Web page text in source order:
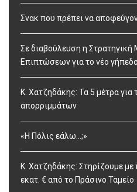
Σνακ που πρέπει να
Σε διαβούλευση η
Επιπτώσεων για το νέο
Κ. Χατζηδάκης: Τα 5 μέτρα για
απορριμμάτων
«Η Πόλις εάλω…;»
Κ. Χατζηδάκης: Στηρίζουμε
εκατ. € από το Πράσινο Ταμείο